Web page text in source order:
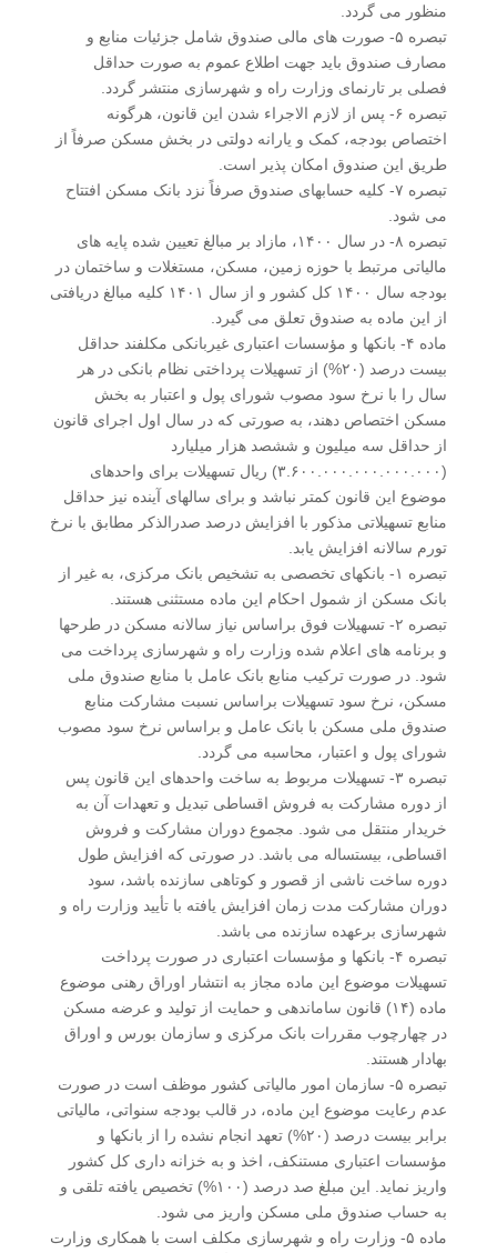
منظور می گردد.
تبصره ۵- صورت های مالی صندوق شامل جزئیات منابع و
مصارف صندوق باید جهت اطلاع عموم به صورت حداقل
فصلی بر تارنمای وزارت راه و شهرسازی منتشر گردد.
تبصره ۶- پس از لازم الاجراء شدن این قانون، هرگونه
اختصاص بودجه، کمک و یارانه دولتی در بخش مسکن صرفاً از
طریق این صندوق امکان پذیر است.
تبصره ۷- کلیه حسابهای صندوق صرفاً نزد بانک مسکن افتتاح
می شود.
تبصره ۸- در سال ۱۴۰۰، مازاد بر مبالغ تعیین شده پایه های
مالیاتی مرتبط با حوزه زمین، مسکن، مستغلات و ساختمان در
بودجه سال ۱۴۰۰ کل کشور و از سال ۱۴۰۱ کلیه مبالغ دریافتی
از این ماده به صندوق تعلق می گیرد.
ماده ۴- بانکها و مؤسسات اعتباری غیربانکی مکلفند حداقل
بیست درصد (۲۰%) از تسهیلات پرداختی نظام بانکی در هر
سال را با نرخ سود مصوب شورای پول و اعتبار به بخش
مسکن اختصاص دهند، به صورتی که در سال اول اجرای قانون
از حداقل سه میلیون و ششصد هزار میلیارد
(۳.۶۰۰.۰۰۰.۰۰۰.۰۰۰.۰۰۰) ریال تسهیلات برای واحدهای
موضوع این قانون کمتر نباشد و برای سالهای آینده نیز حداقل
منابع تسهیلاتی مذکور با افزایش درصد صدرالذکر مطابق با نرخ
تورم سالانه افزایش یابد.
تبصره ۱- بانکهای تخصصی به تشخیص بانک مرکزی، به غیر از
بانک مسکن از شمول احکام این ماده مستثنی هستند.
تبصره ۲- تسهیلات فوق براساس نیاز سالانه مسکن در طرحها
و برنامه های اعلام شده وزارت راه و شهرسازی پرداخت می
شود. در صورت ترکیب منابع بانک عامل با منابع صندوق ملی
مسکن، نرخ سود تسهیلات براساس نسبت مشارکت منابع
صندوق ملی مسکن با بانک عامل و براساس نرخ سود مصوب
شورای پول و اعتبار، محاسبه می گردد.
تبصره ۳- تسهیلات مربوط به ساخت واحدهای این قانون پس
از دوره مشارکت به فروش اقساطی تبدیل و تعهدات آن به
خریدار منتقل می شود. مجموع دوران مشارکت و فروش
اقساطی، بیست­ساله می باشد. در صورتی که افزایش طول
دوره ساخت ناشی از قصور و کوتاهی سازنده باشد، سود
دوران مشارکت مدت زمان افزایش یافته با تأیید وزارت راه و
شهرسازی برعهده سازنده می باشد.
تبصره ۴- بانکها و مؤسسات اعتباری در صورت پرداخت
تسهیلات موضوع این ماده مجاز به انتشار اوراق رهنی موضوع
ماده (۱۴) قانون ساماندهی و حمایت از تولید و عرضه مسکن
در چهارچوب مقررات بانک مرکزی و سازمان بورس و اوراق
بهادار هستند.
تبصره ۵- سازمان امور مالیاتی کشور موظف است در صورت
عدم رعایت موضوع این ماده، در قالب بودجه سنواتی، مالیاتی
برابر بیست درصد (۲۰%) تعهد انجام نشده را از بانکها و
مؤسسات اعتباری مستنکف، اخذ و به خزانه داری کل کشور
واریز نماید. این مبلغ صد درصد (۱۰۰%) تخصیص یافته تلقی و
به حساب صندوق ملی مسکن واریز می شود.
ماده ۵- وزارت راه و شهرسازی مکلف است با همکاری وزارت